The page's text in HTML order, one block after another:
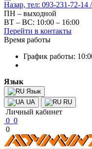
Назар, тел: 093-231-72-
ПН – выходной
ВТ – ВС: 10:00 – 16:00
Перейти в контакты
Время работы
График работы:
Язык
Язык
UA
RU
Личный кабинет
0 0
0